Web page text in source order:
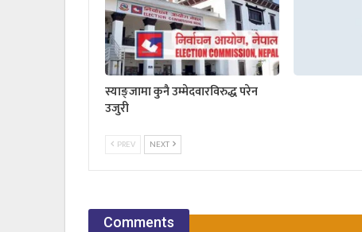
स्याङ्जामा कुनै उम्मेदवारविरुद्ध परेन
उजुरी
PREV NEXT
Comments